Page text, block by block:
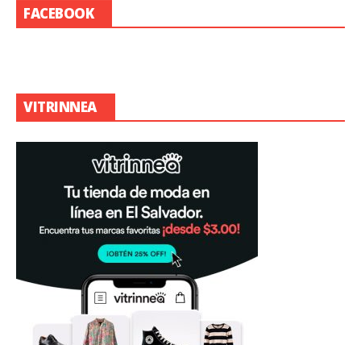
FACEBOOK
VITRINNEA